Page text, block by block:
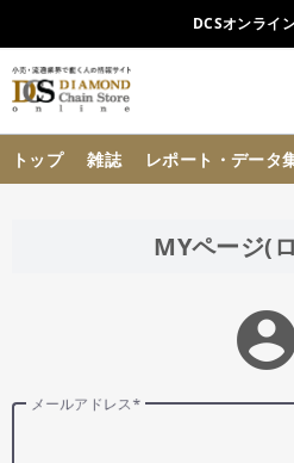
DCSオンライ
トップ 雑誌 レポート・データ
MYページ(
メールアドレス